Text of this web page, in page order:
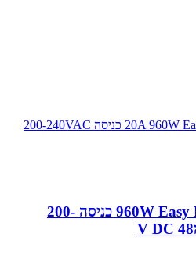
ספק כוח 960W Easy Modicon ABL2 כניסה 200-